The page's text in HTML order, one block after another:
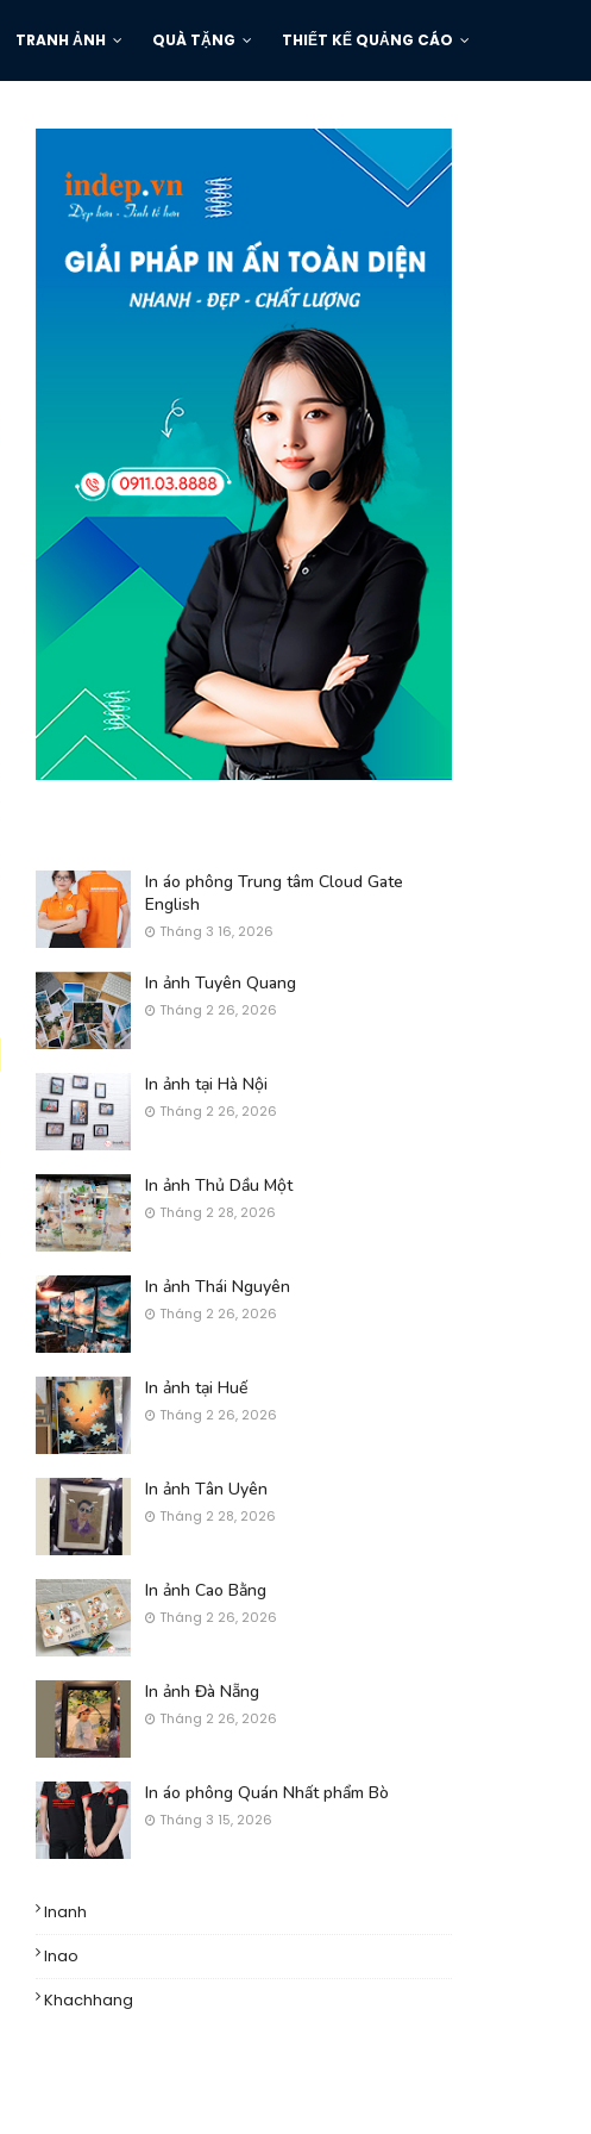
TRANH ẢNH QUÀ TẶNG THIẾT KẾ QUẢNG CÁO
In áo phông Trung tâm Cloud Gate
English
Tháng 3 16, 2026
In ảnh Tuyên Quang
Tháng 2 26, 2026
In ảnh tại Hà Nội
Tháng 2 26, 2026
In ảnh Thủ Dầu Một
Tháng 2 28, 2026
In ảnh Thái Nguyên
Tháng 2 26, 2026
In ảnh tại Huế
Tháng 2 26, 2026
In ảnh Tân Uyên
Tháng 2 28, 2026
In ảnh Cao Bằng
Tháng 2 26, 2026
In ảnh Đà Nẵng
Tháng 2 26, 2026
In áo phông Quán Nhất phẩm Bò
Tháng 3 15, 2026
Inanh
Inao
Khachhang